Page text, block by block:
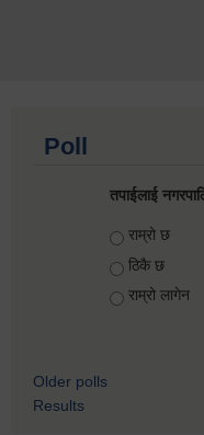
Poll
तपाईलाई
Choices
राम्रो छ
ठिकै छ
राम्रो लागेन
Older polls
Results